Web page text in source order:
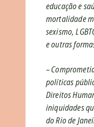
educação e
mortalidade
sexismo,
e outras
–
políticas
Direitos
iniquidades
do Rio de